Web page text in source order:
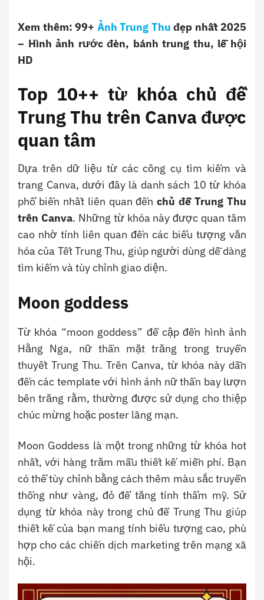
Xem thêm: 99+ Ảnh Trung Thu đẹp nhất 2025
– Hình ảnh rước đèn, bánh trung thu, lễ hội
HD
Top 10++ từ khóa chủ đề
Trung Thu trên Canva được
quan tâm
Dựa trên dữ liệu từ các công cụ tìm kiếm và
trang Canva, dưới đây là danh sách 10 từ khóa
phổ biến nhất liên quan đếnchủ đề Trung Thu
trên Canva. Những từ khóa này được quan tâm
cao nhờ tính liên quan đến các biểu tượng văn
hóa của Tết Trung Thu, giúp người dùng dễ dàng
tìm kiếm và tùy chỉnh giao diện.
Moon goddess
Từ khóa “moon goddess” đề cập đến hình ảnh
Hằng Nga, nữ thần mặt trăng trong truyền
thuyết Trung Thu. Trên Canva, từ khóa này dẫn
đến các template với hình ảnh nữ thần bay lượn
bên trăng rằm, thường được sử dụng cho thiệp
chúc mừng hoặc poster lãng mạn.
Moon Goddess là một trong những từ khóa hot
nhất, với hàng trăm mẫu thiết kế miễn phí. Bạn
có thể tùy chỉnh bằng cách thêm màu sắc truyền
thống như vàng, đỏ để tăng tính thẩm mỹ. Sử
dụng từ khóa này trong chủ đề Trung Thu giúp
thiết kế của bạn mang tính biểu tượng cao, phù
hợp cho các chiến dịch marketing trên mạng xã
hội.